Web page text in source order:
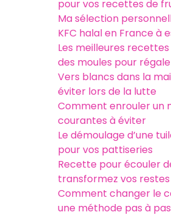
pour vos recettes de
Ma sélection
KFC halal en France à
Les meilleures
des moules pour
Vers blancs dans la
éviter lors de la lutte
Comment enrouler un
courantes à éviter
Le démoulage d’une
pour vos pattiseries
Recette pour écouler
transformez vos
Comment changer le
une méthode pas à pas